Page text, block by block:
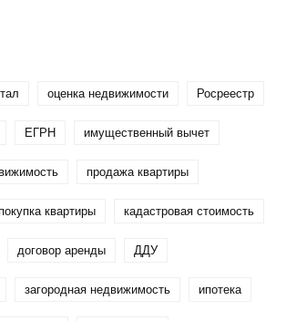
оценка недвижимости Росреестр
ЕГРН имущественный вычет
продажа квартиры
покупка квартиры кадастровая стоимость
договор аренды ДДУ
загородная недвижимость ипотека